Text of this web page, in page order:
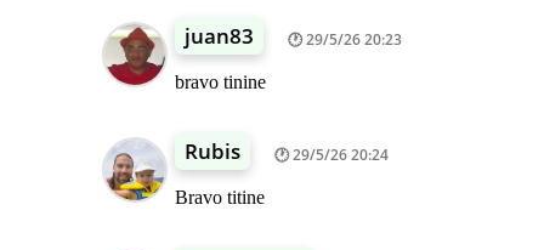
juan83 29/5/26 20:23
bravo tinine
Rubis 29/5/26 20:24
Bravo titine